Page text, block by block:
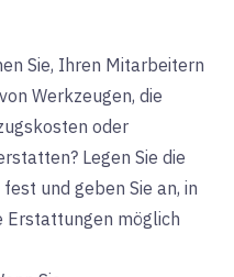
Sie, Ihren Mitarbeitern
Werkzeugen, die
oder
Legen Sie die
und geben Sie an, in
Erstattungen möglich